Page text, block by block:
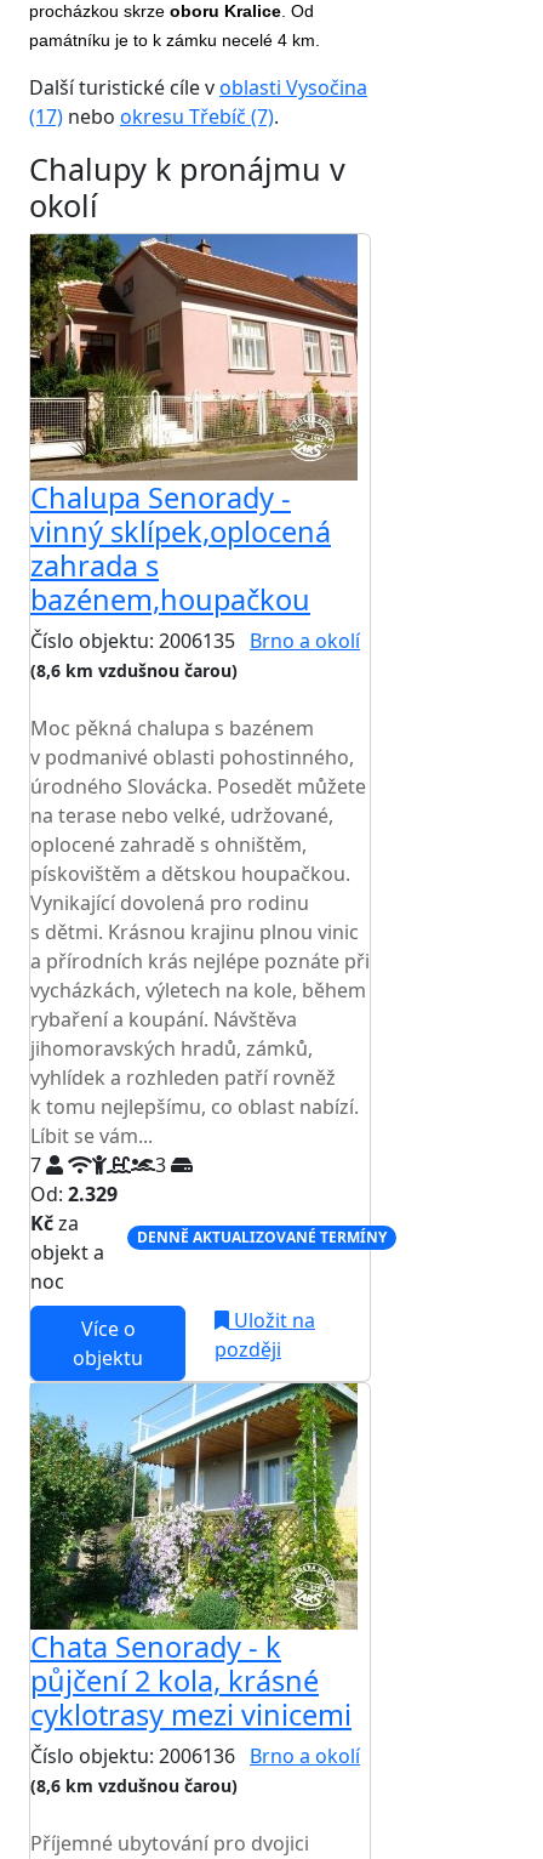
procházkou skrze oboru Kralice . Od
památníku je to k zámku necelé 4 km.
Další turistické cíle voblasti Vysočina
(17) nebo okresu Třebíč (7).
Chalupy k pronájmu v
okolí
Chalupa Senorady -
vinný sklípek,oplocená
zahrada s
bazénem,houpačkou
Číslo objektu: 2006135 Brno a okolí
(8,6 km vzdušnou čarou)
Moc pěkná chalupa s bazénem
v podmanivé oblasti pohostinného,
úrodného Slovácka. Posedět můžete
na terase nebo velké, udržované,
oplocené zahradě s ohništěm,
pískovištěm a dětskou houpačkou.
Vynikající dovolená pro rodinu
s dětmi. Krásnou krajinu plnou vinic
a přírodních krás nejlépe poznáte při
vycházkách, výletech na kole, během
rybaření a koupání. Návštěva
jihomoravských hradů, zámků,
vyhlídek a rozhleden patří rovněž
k tomu nejlepšímu, co oblast nabízí.
Líbit se vám...
7
3
Od: 2.329
Kčza
objekt a
noc
DENNĚ AKTUALIZOVANÉ TERMÍNY
Více o
objektu
Uložit na
později
Chata Senorady - k
půjčení 2 kola, krásné
cyklotrasy mezi vinicemi
Číslo objektu: 2006136 Brno a okolí
(8,6 km vzdušnou čarou)
Příjemné ubytování pro dvojici